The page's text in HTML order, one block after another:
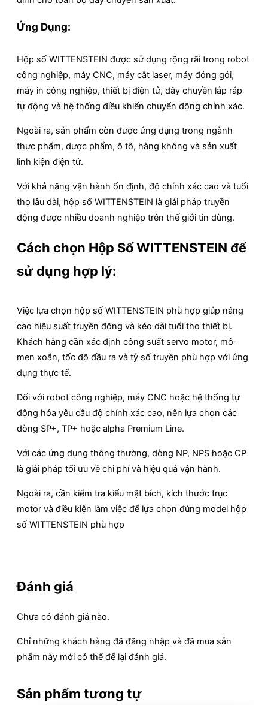
Ứng Dụng:
Hộp số WITTENSTEIN được sử dụng rộng rãi trong robot
công nghiệp, máy CNC, máy cắt laser, máy đóng gói,
máy in công nghiệp, thiết bị điện tử, dây chuyền lắp ráp
tự động và hệ thống điều khiển chuyển động chính xác.
Ngoài ra, sản phẩm còn được ứng dụng trong ngành
thực phẩm, dược phẩm, ô tô, hàng không và sản xuất
linh kiện điện tử.
Với khả năng vận hành ổn định, độ chính xác cao và tuổi
thọ lâu dài, hộp số WITTENSTEIN là giải pháp truyền
động được nhiều doanh nghiệp trên thế giới tin dùng.
Cách chọn Hộp Số WITTENSTEIN để
sử dụng hợp lý:
Việc lựa chọn hộp số WITTENSTEIN phù hợp giúp nâng
cao hiệu suất truyền động và kéo dài tuổi thọ thiết bị.
Khách hàng cần xác định công suất servo motor, mô-
men xoắn, tốc độ đầu ra và tỷ số truyền phù hợp với ứng
dụng thực tế.
Đối với robot công nghiệp, máy CNC hoặc hệ thống tự
động hóa yêu cầu độ chính xác cao, nên lựa chọn các
dòng SP+, TP+ hoặc alpha Premium Line.
Với các ứng dụng thông thường, dòng NP, NPS hoặc CP
là giải pháp tối ưu về chi phí và hiệu quả vận hành.
Ngoài ra, cần kiểm tra kiểu mặt bích, kích thước trục
motor và điều kiện làm việc để lựa chọn đúng model hộp
số WITTENSTEIN phù hợp
Đánh giá
Chưa có đánh giá nào.
Chỉ những khách hàng đã đăng nhập và đã mua sản
phẩm này mới có thể để lại đánh giá.
Sản phẩm tương tự